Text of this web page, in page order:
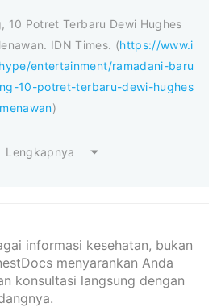
10 Potret Terbaru Dewi Hughes
IDN Times. (https://www.i
entertainment/ramadani-baru
10-potret-terbaru-dewi-hughes
)
Lengkapnya
informasi kesehatan, bukan
menyarankan Anda
konsultasi langsung dengan